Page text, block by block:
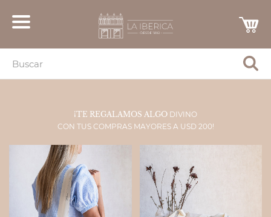
¡TE REGALAMOS ALGO DIVINO
CON TUS COMPRAS MAYORES A USD 200!